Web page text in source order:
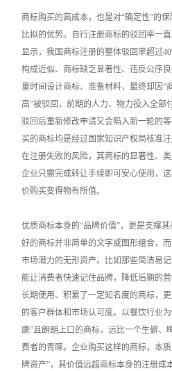
商标购买的高成本，也是对“确定性”的
比拟的优势。自行注册商标的驳回率一
显示，我国商标注册的整体驳回率超过
构成近似、商标缺乏显著性、违反公序
量时间设计商标、准备材料，最终却因“
高”被驳回，前期的人力、物力投入全部
驳回后重新修改申请又会陷入新一轮的
买的商标均是经过国家知识产权局核准
在注册失败的风险，其商标的显著性、类
企业只需完成转让手续即可安心使用，
价购买变得物有所值。
优质商标本身的“品牌价值”，更是支撑
好的商标并非简单的文字或图形组合，
市场潜力的无形资产。比如那些简洁易记
能让消费者快速记住品牌，降低后期的
长期使用、积累了一定知名度的商标，
的客户群体和市场认可度。以餐饮行业
康”且朗朗上口的商标，远比一个生僻、
费者的青睐。企业购买这样的商标，本
牌资产”，其价值远超商标本身的注册成